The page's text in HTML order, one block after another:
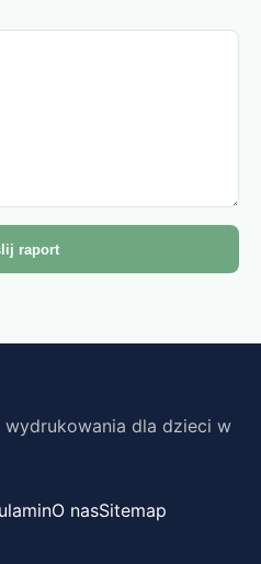
raport
dla dzieci w
O nasSitemap